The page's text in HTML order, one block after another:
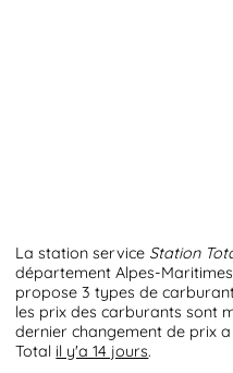
La station service Station
département Alpes-
propose 3 types de carburant
les prix des carburants sont
dernier changement de prix
Total il y'a 14 jours.